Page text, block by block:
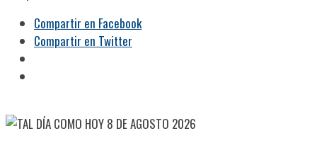
Compartir en Facebook
Compartir en Twitter